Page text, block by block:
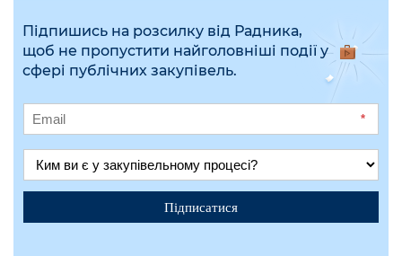
Підпишись на розсилку від Радника,
щоб не пропустити найголовніші події у
сфері публічних закупівель.
*
Підписатися